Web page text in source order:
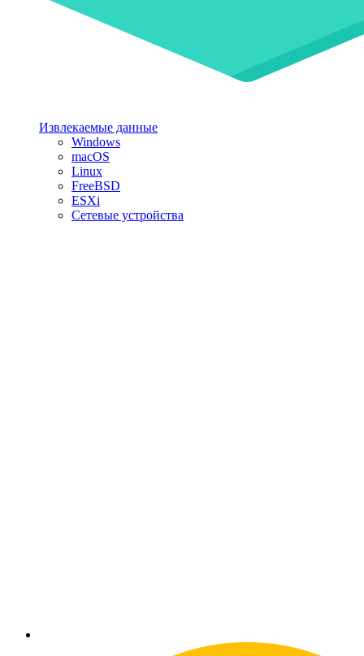
Извлекаемые данные
Windows
macOS
Linux
FreeBSD
ESXi
Сетевые устройства